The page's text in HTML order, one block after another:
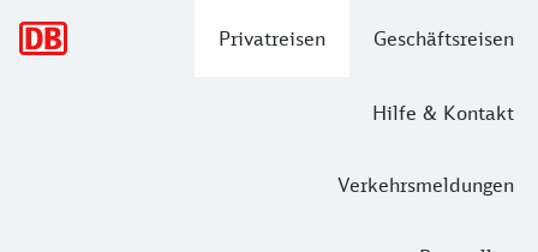
Privatreisen Geschäftsreisen
Hilfe & Kontakt
Verkehrsmeldungen